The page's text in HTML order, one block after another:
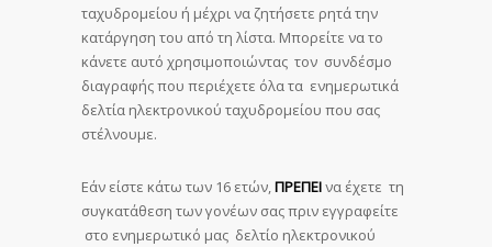
ταχυδρομείου ή μέχρι να ζητήσετε ρητά την
κατάργηση του από τη λίστα. Μπορείτε να το
κάνετε αυτό χρησιμοποιώντας τον συνδέσμο
διαγραφής που περιέχετε όλα τα ενημερωτικά
δελτία ηλεκτρονικού ταχυδρομείου που σας
στέλνουμε.
Εάν είστε κάτω των 16 ετών, ΠΡΕΠΕΙνα έχετε τη
συγκατάθεση των γονέων σας πριν εγγραφείτε
στο ενημερωτικό μας δελτίο ηλεκτρονικού